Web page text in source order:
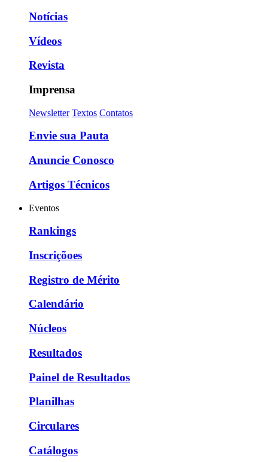
Notícias
Vídeos
Revista
Imprensa
Newsletter Textos Contatos
Envie sua Pauta
Anuncie Conosco
Artigos Técnicos
Eventos
Rankings
Inscriçõoes
Registro de Mérito
Calendário
Núcleos
Resultados
Painel de Resultados
Planilhas
Circulares
Catálogos